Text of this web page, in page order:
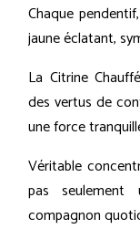
Chaque
jaune éclatant,
La Citrine
des vertus de
une force
Véritable
pas
compagnon